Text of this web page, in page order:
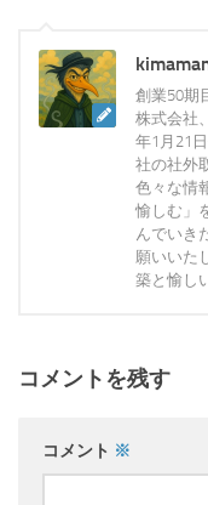
創業50期
株式会社
年1月21
社の社外
色々な情
愉しむ」
んでいき
願いいた
築と愉し
コメントを残す
コメント ※